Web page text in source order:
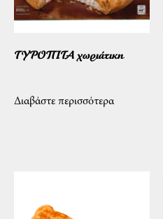
ΤΥΡΟΠΙΤΑ χωριάτικη
Διαβάστε περισσότερα